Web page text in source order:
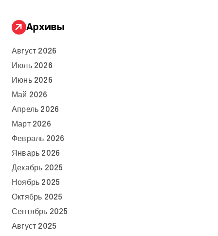
Архивы
Август 2026
Июль 2026
Июнь 2026
Май 2026
Апрель 2026
Март 2026
Февраль 2026
Январь 2026
Декабрь 2025
Ноябрь 2025
Октябрь 2025
Сентябрь 2025
Август 2025